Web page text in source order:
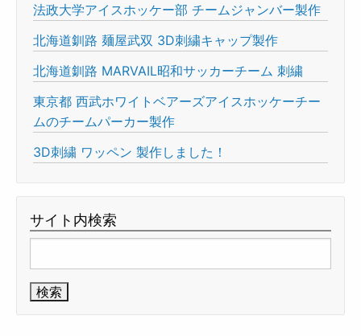
法政大学アイスホッケー部 チームジャンバー製作
北海道釧路 麺屋武双 3D刺繍キャップ製作
北海道釧路 MARVAIL昭和サッカーチーム 刺繍
東京都 西武ホワイトベアーズアイスホッケーチー
ムのチームパーカー製作
3D刺繍 ワッペン 製作しました！
サイト内検索
索: